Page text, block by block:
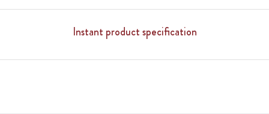
Instant product specification